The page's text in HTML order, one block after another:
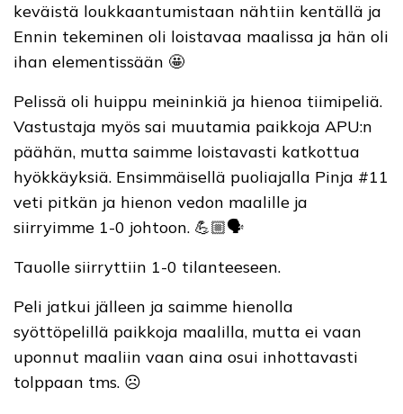
keväistä loukkaantumistaan nähtiin kentällä ja
Ennin tekeminen oli loistavaa maalissa ja hän oli
ihan elementissään 🤩
Pelissä oli huippu meininkiä ja hienoa tiimipeliä.
Vastustaja myös sai muutamia paikkoja APU:n
päähän, mutta saimme loistavasti katkottua
hyökkäyksiä. Ensimmäisellä puoliajalla Pinja #11
veti pitkän ja hienon vedon maalille ja
siirryimme 1-0 johtoon. 💪🏼🗣️
Tauolle siirryttiin 1-0 tilanteeseen.
Peli jatkui jälleen ja saimme hienolla
syöttöpelillä paikkoja maalilla, mutta ei vaan
uponnut maaliin vaan aina osui inhottavasti
tolppaan tms. ☹️